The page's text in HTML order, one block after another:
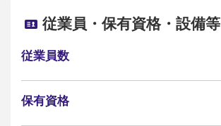
従業員・保有資格・設備等
従業員数
保有資格